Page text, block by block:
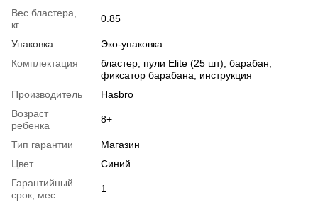
Вес бластера,
кг
0.85
Упаковка
Эко-упаковка
Комплектация
бластер, пули Elite (25 шт), барабан,
фиксатор барабана, инструкция
Производитель
Hasbro
Возраст
ребенка
8+
Тип гарантии
Магазин
Цвет
Синий
Гарантийный
срок, мес.
1